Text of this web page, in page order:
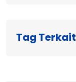
Tag Terkait